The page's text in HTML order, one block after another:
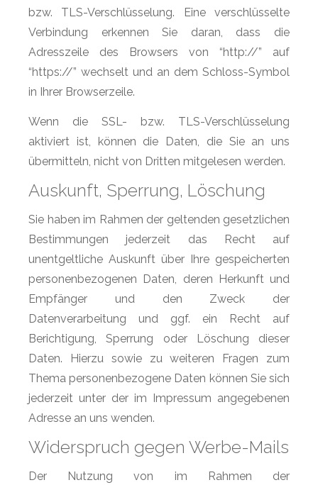
bzw. TLS-Verschlüsselung. Eine verschlüsselte
Verbindung erkennen Sie daran, dass die
Adresszeile des Browsers von “http://” auf
“https://” wechselt und an dem Schloss-Symbol
in Ihrer Browserzeile.
Wenn die SSL- bzw. TLS-Verschlüsselung
aktiviert ist, können die Daten, die Sie an uns
übermitteln, nicht von Dritten mitgelesen werden.
Auskunft, Sperrung, Löschung
Sie haben im Rahmen der geltenden gesetzlichen
Bestimmungen jederzeit das Recht auf
unentgeltliche Auskunft über Ihre gespeicherten
personenbezogenen Daten, deren Herkunft und
Empfänger und den Zweck der
Datenverarbeitung und ggf. ein Recht auf
Berichtigung, Sperrung oder Löschung dieser
Daten. Hierzu sowie zu weiteren Fragen zum
Thema personenbezogene Daten können Sie sich
jederzeit unter der im Impressum angegebenen
Adresse an uns wenden.
Widerspruch gegen Werbe-Mails
Der Nutzung von im Rahmen der